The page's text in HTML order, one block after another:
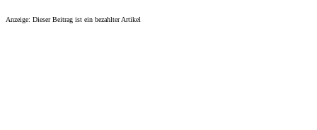
Anzeige: Dieser Beitrag ist ein bezahlter Artikel